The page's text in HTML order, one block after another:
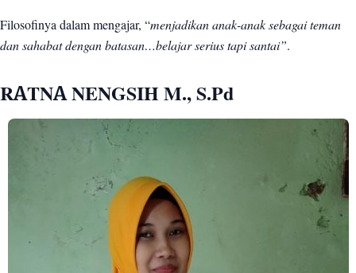
Filosofinya dalam mengajar, “menjadikan anak-anak sebagai teman
dan sahabat dengan batasan…belajar serius tapi santai”.
RATNA NENGSIH M., S.Pd